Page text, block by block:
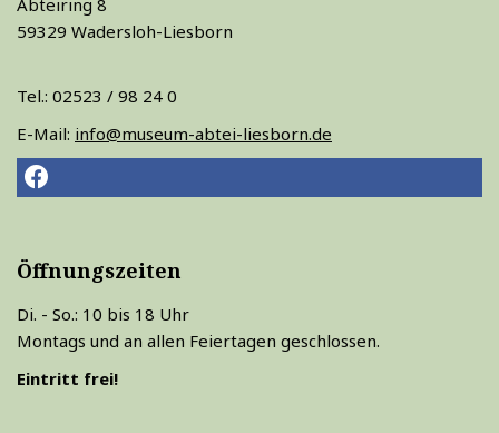
Abteiring 8
59329 Wadersloh-Liesborn
Tel.: 02523 / 98 24 0
E-Mail: info@museum-abtei-liesborn.de
Öffnungszeiten
Di. - So.: 10 bis 18 Uhr
Montags und an allen Feiertagen geschlossen.
Eintritt frei!